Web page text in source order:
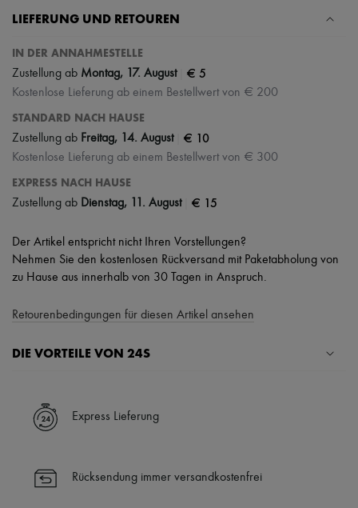
Körperpflege
Mini- und Reiseformate
Ultimates
LIEFERUNG UND RETOUREN
IN DER ANNAHMESTELLE
Zustellung ab Montag, 17. August € 5
Kostenlose Lieferung ab einem Bestellwert von € 200
STANDARD NACH HAUSE
Zustellung ab Freitag, 14. August € 10
Kostenlose Lieferung ab einem Bestellwert von € 300
EXPRESS NACH HAUSE
Zustellung ab Dienstag, 11. August € 15
Der Artikel entspricht nicht Ihren Vorstellungen?
Nehmen Sie den kostenlosen Rückversand mit Paketabholung von
zu Hause aus innerhalb von 30 Tagen in Anspruch.
Retourenbedingungen für diesen Artikel ansehen
DIE VORTEILE VON 24S
✓ Expresslieferung in über 100 Ländern
✓ Kostenlose Retouren
die Uhr (24h/24)
Mehr erfahren über 24S, ein Haus aus der LVMH-Gruppe
Express Lieferung
Rücksendung immer versandkostenfrei